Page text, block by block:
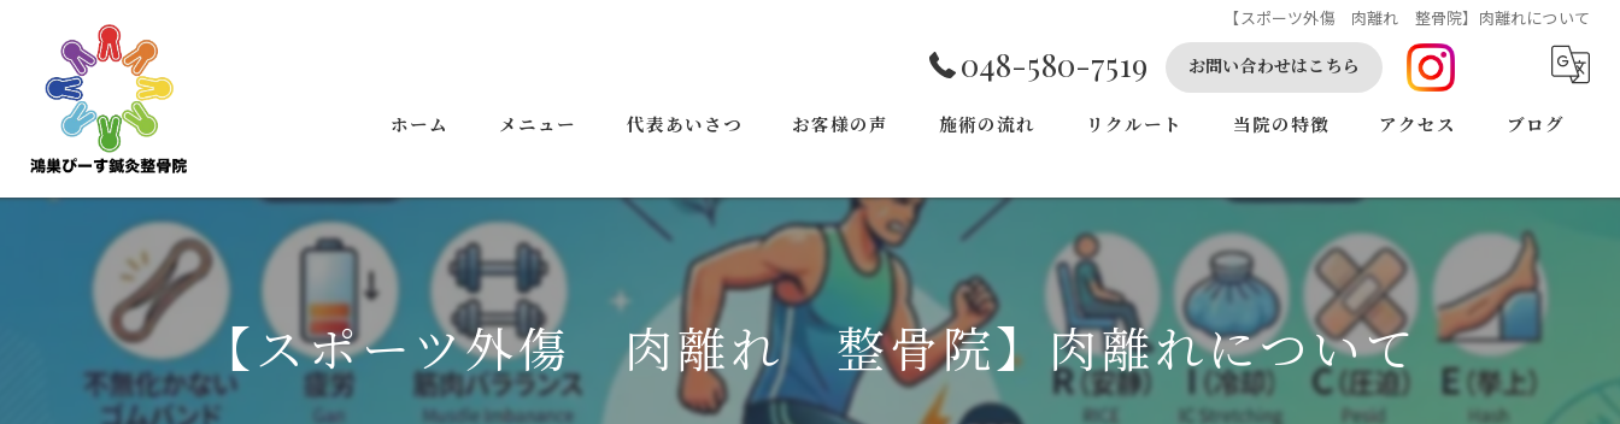
【スポーツ外傷 肉離れ 整骨院】肉離れについて
048-580-7519 お問い合わせはこちら
ホーム メニュー 代表あいさつ お客様の声 施術の流れ リクルート 当院の特徴
肩こり
腰痛
交通事故
スポーツ障がい
アクセス ブログ
【スポーツ外傷 肉離れ 整骨院】肉離れについて